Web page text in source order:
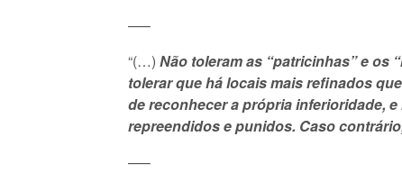
—–
“(…) Não toleram as “patricinhas” e os
tolerar que há locais mais refinados
de reconhecer a própria inferioridade,
repreendidos e punidos. Caso
—–